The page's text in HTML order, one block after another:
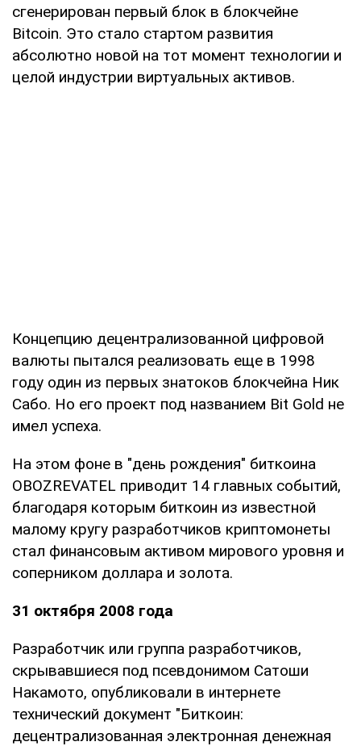
сгенерирован первый блок в блокчейне
Bitcoin. Это стало стартом развития
абсолютно новой на тот момент технологии и
целой индустрии виртуальных активов.
Концепцию децентрализованной цифровой
валюты пытался реализовать еще в 1998
году один из первых знатоков блокчейна Ник
Сабо. Но его проект под названием Bit Gold не
имел успеха.
На этом фоне в "день рождения" биткоина
OBOZREVATEL приводит 14 главных событий,
благодаря которым биткоин из известной
малому кругу разработчиков криптомонеты
стал финансовым активом мирового уровня и
соперником доллара и золота.
31 октября 2008 года
Разработчик или группа разработчиков,
скрывавшиеся под псевдонимом Сатоши
Накамото, опубликовали в интернете
технический документ "Биткоин:
децентрализованная электронная денежная